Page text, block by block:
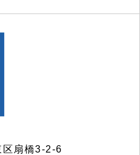
扇橋3-2-6